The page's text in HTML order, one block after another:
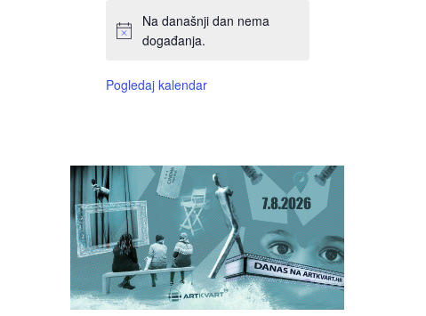
Na današnji dan nema
događanja.
Pogledaj kalendar